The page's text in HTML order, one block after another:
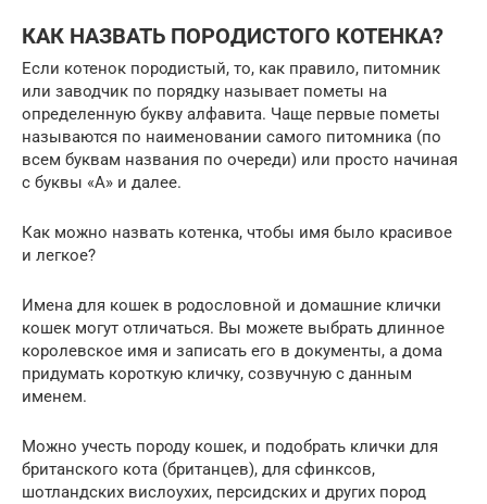
КАК НАЗВАТЬ ПОРОДИСТОГО КОТЕНКА?
Если котенок породистый, то, как правило, питомник
или заводчик по порядку называет пометы на
определенную букву алфавита. Чаще первые пометы
называются по наименовании самого питомника (по
всем буквам названия по очереди) или просто начиная
с буквы «А» и далее.
Как можно назвать котенка, чтобы имя было красивое
и легкое?
Имена для кошек в родословной и домашние клички
кошек могут отличаться. Вы можете выбрать длинное
королевское имя и записать его в документы, а дома
придумать короткую кличку, созвучную с данным
именем.
Можно учесть породу кошек, и подобрать клички для
британского кота (британцев), для сфинксов,
шотландских вислоухих, персидских и других пород